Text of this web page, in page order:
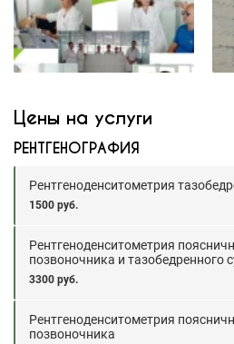
Цены на услуги
РЕНТГЕНОГРАФИЯ
Рентгеноденситометрия
1500 руб.
Рентгеноденситометрия
позвоночника и тазобедренного
3300 руб.
Рентгеноденситометрия
позвоночника